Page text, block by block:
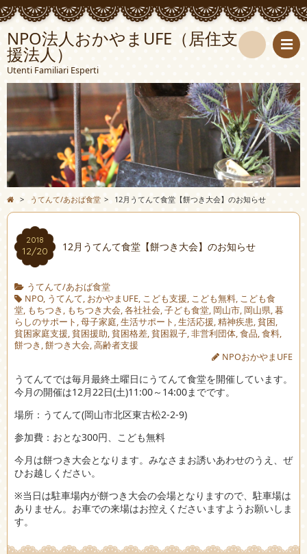
NPO法人おかやまUFE（居住支
援法人）
Utenti Familiari Esperti
索
> うてんて/あおば食堂 > 12月うてんて食堂【餅つき大会】のお知らせ
2018
12/20 12月うてんて食堂【餅つき大会】のお知らせ
うてんて/あおば食堂
NPO, うてんて, おかやまUFE, こども支援, こども無料, こども食
堂, もちつき, もちつき大会,各社社会,子ども食堂, 岡山市, 岡山県,暮
らしのサポート,母子家庭,生活サポート,生活応援,精神疾患,貧困,
貧困家庭支援,貧困援助,貧困格差,貧困親子,非営利団体,食品,食料,
餅つき,餅つき大会,高齢者支援
NPOおかやまUFE
うてんてでは毎月最終土曜日にうてんて食堂を開催しています。
今月の開催は12月22日(土)11:00～14:00までです。
場所：うてんて(岡山市北区東古松2-2-9)
参加費：おとな300円、こども無料
今月は餅つき大会となります。みなさまお誘いあわせのうえ、ぜ
ひお越しください。
※当日は駐車場内が餅つき大会の会場となりますので、駐車場は
ありません。お車での来場はお控えくださいますようお願いしま
す。